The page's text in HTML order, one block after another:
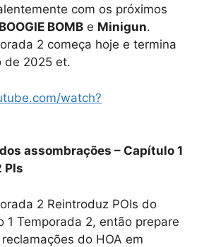
com os próximos
BOOGIE BOMB e Minigun.
2 começa hoje e termina
de 2025 et.
watch?
assombrações – Capítulo 1
PIs
2 Reintroduz POIs do
1 Temporada 2, então prepare
do HOA em